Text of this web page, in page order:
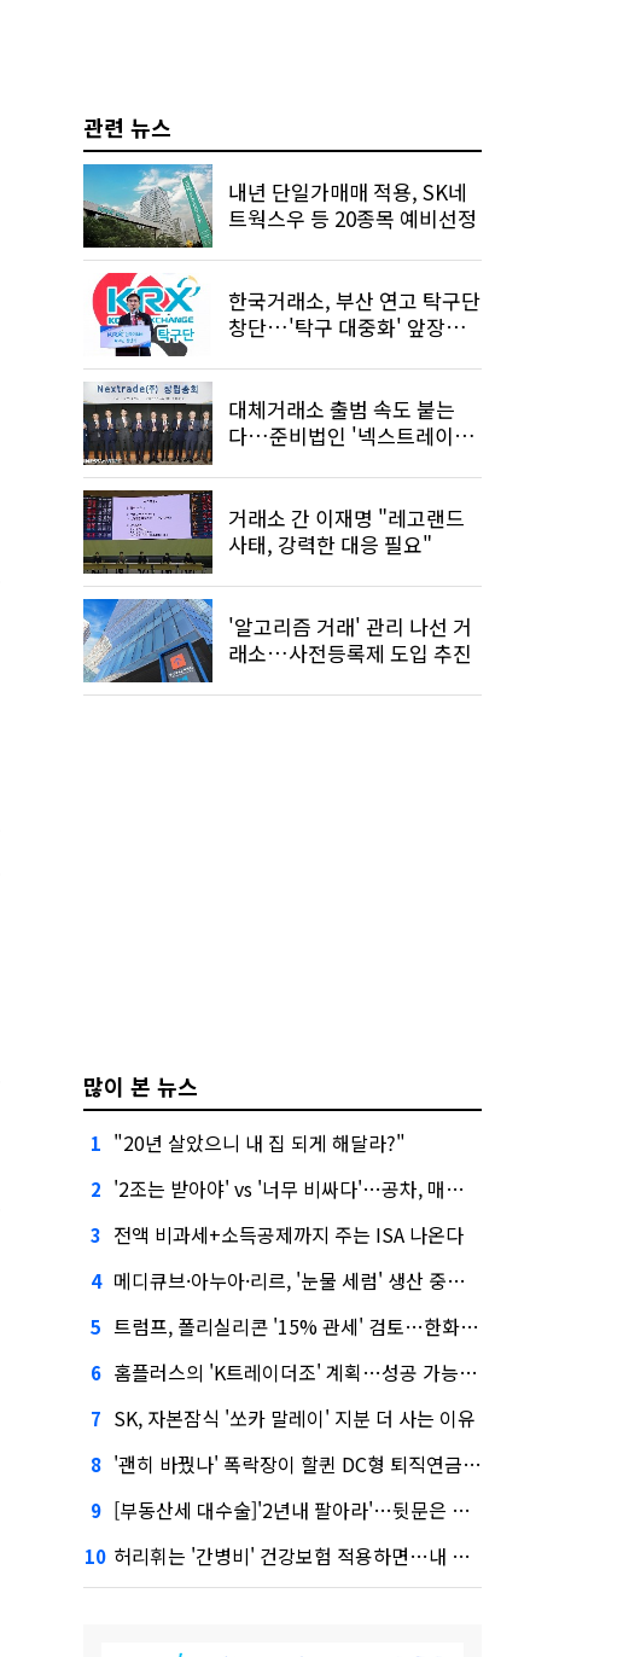
관련 뉴스
내년 단일가매매 적용, SK네
트웍스우 등 20종목 예비선정
한국거래소, 부산 연고 탁구단
창단…'탁구 대중화' 앞장선
대체거래소 출범 속도 붙는
다…준비법인 '넥스트레이드'
거래소 간 이재명 "레고랜드
사태, 강력한 대응 필요"
'알고리즘 거래' 관리 나선 거
래소…사전등록제 도입 추진
많이 본 뉴스
1 "20년 살았으니 내 집 되게 해달라?"
2 '2조는 받아야' vs '너무 비싸다'…공차, 매각 성공할까
3 전액 비과세+소득공제까지 주는 ISA 나온다
4 메디큐브·아누아·리르, '눈물 세럼' 생산 중단한다
5 트럼프, 폴리실리콘 '15% 관세' 검토…한화큐셀·OCI 영향은?
6 홈플러스의 'K트레이더조' 계획…성공 가능성은 '글쎄'
7 SK, 자본잠식 '쏘카 말레이' 지분 더 사는 이유
8 '괜히 바꿨나' 폭락장이 할퀸 DC형 퇴직연금…전문가 조언은
9 [부동산세 대수술]'2년내 팔아라'…뒷문은 열었다
10 허리휘는 '간병비' 건강보험 적용하면…내 간병보험은?